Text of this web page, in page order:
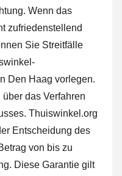
Wenn das
zufriedenstellend
Sie Streitfälle
Den Haag vorlegen.
das Verfahren
Thuiswinkel.org
Entscheidung des
von bis zu
Diese Garantie gilt